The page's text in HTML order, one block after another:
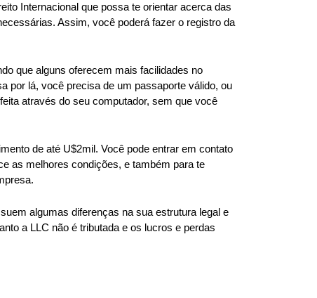
Internacional que possa te orientar acerca das
Assim, você poderá fazer o registro da
que alguns oferecem mais facilidades no
por lá, você precisa de um passaporte válido, ou
através do seu computador, sem que você
de até U$2mil. Você pode entrar em contato
as melhores condições, e também para te
algumas diferenças na sua estrutura legal e
a LLC não é tributada e os lucros e perdas